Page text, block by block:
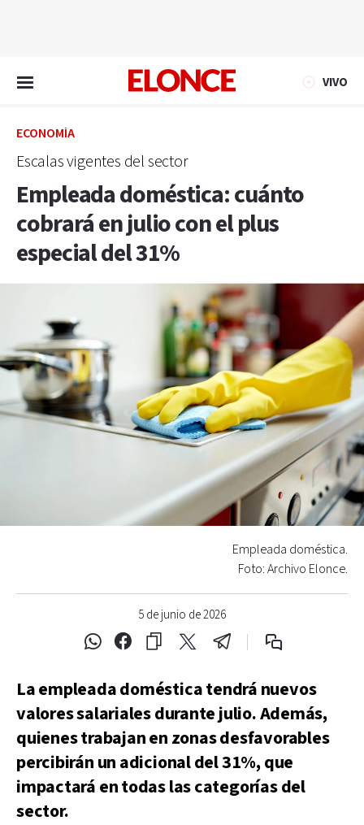
VIVO
ECONOMÍA
Escalas vigentes del sector
Empleada doméstica: cuánto
cobrará en julio con el plus
especial del 31%
5 de junio de 2026
Empleada doméstica.
Foto: Archivo Elonce.
La empleada doméstica tendrá nuevos
valores salariales durante julio. Además,
quienes trabajan en zonas desfavorables
percibirán un adicional del 31%, que
impactará en todas las categorías del
sector.